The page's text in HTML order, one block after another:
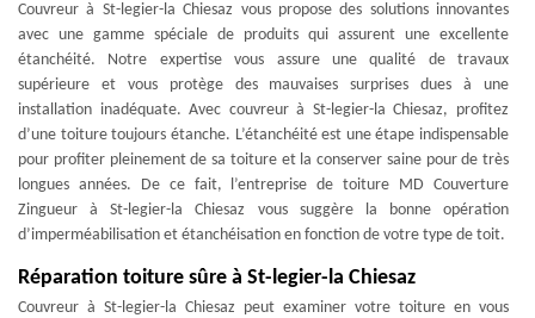
Couvreur à St-legier-la Chiesaz vous propose des solutions innovantes
avec une gamme spéciale de produits qui assurent une excellente
étanchéité. Notre expertise vous assure une qualité de travaux
supérieure et vous protège des mauvaises surprises dues à une
installation inadéquate. Avec couvreur à St-legier-la Chiesaz, profitez
d’une toiture toujours étanche. L’étanchéité est une étape indispensable
pour profiter pleinement de sa toiture et la conserver saine pour de très
longues années. De ce fait, l’entreprise de toiture MD Couverture
Zingueur à St-legier-la Chiesaz vous suggère la bonne opération
d’imperméabilisation et étanchéisation en fonction de votre type de toit.
Réparation toiture sûre à St-legier-la Chiesaz
Couvreur à St-legier-la Chiesaz peut examiner votre toiture en vous